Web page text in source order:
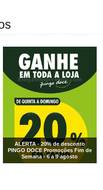
ALERTA - 20% de desconto
PINGO DOCE Promoções Fim de
Semana - 6 a 9 agosto